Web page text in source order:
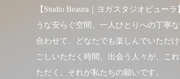
【Studio Beaura｜ヨガスタジオビュ
うな安らぐ空間、一人ひとりへの丁寧
合わせて、どなたでも楽しんでいただ
ごしいただく時間、出会う人々が、こ
ただく、それが私たちの願いです。